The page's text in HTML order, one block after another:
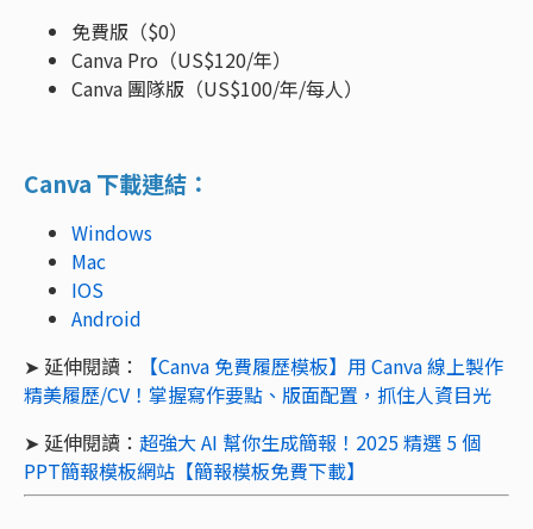
免費版（$0）
Canva Pro（US$120/年）
Canva 團隊版（US$100/年/每人）
Canva 下載連結：
Windows
Mac
IOS
Android
➤ 延伸閱讀：
【Canva 免費履歷模板】用 Canva 線上製作
精美履歷/CV！掌握寫作要點、版面配置，抓住人資目光
➤ 延伸閱讀： 超強大 AI 幫你生成簡報！2025 精選 5 個
PPT簡報模板網站【簡報模板免費下載】